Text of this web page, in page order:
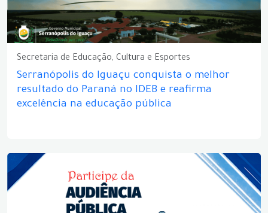
Secretaria de Educação, Cultura e Esportes
Serranópolis do Iguaçu conquista o melhor
resultado do Paraná no IDEB e reafirma
excelência na educação pública